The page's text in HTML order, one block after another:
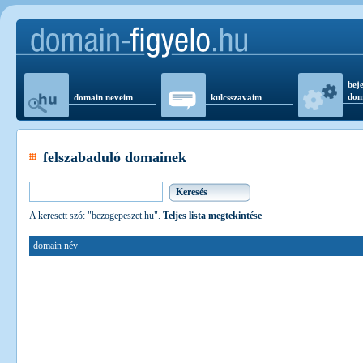
domain neveim kulcsszavaim
felszabaduló domainek
A keresett szó: "bezogepeszet.hu". Teljes lista megtekintése
domain név